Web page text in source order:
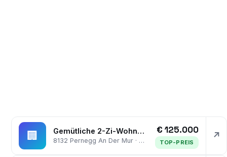
🏢 Gemütliche 2-Zi-Wohnung im 1. Stock mit Balkon und Abstellplatz für PKW
8132 Pernegg An Der Mur · Wohnung
€ 125.000
TOP-PREIS
↗